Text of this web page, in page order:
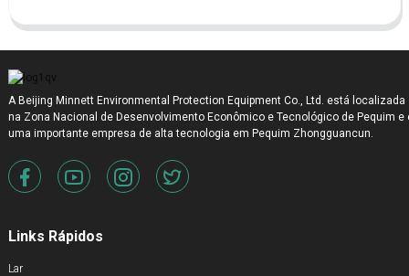
A Beijing Minnett Environmental Protection Equipment Co., Ltd. está localizada
na Zona Nacional de Desenvolvimento Econômico e Tecnológico de Pequim e
uma importante empresa de alta tecnologia em Pequim Zhongguancun.
Links Rápidos
Lar